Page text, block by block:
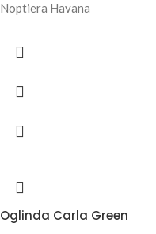
Noptiera Havana
Oglinda Carla Green